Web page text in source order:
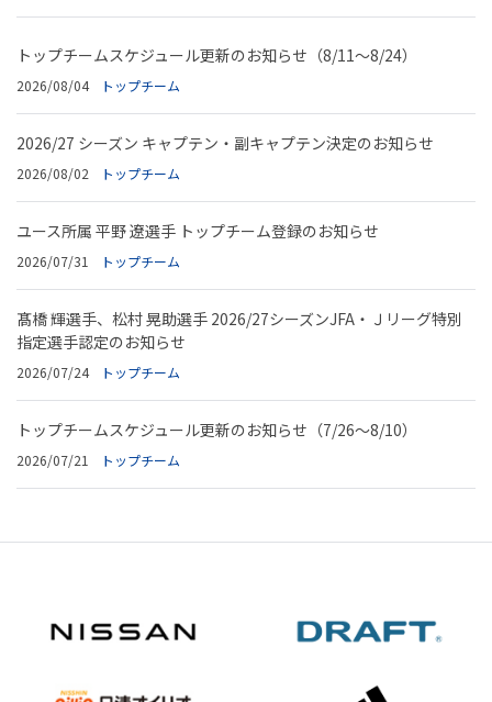
トップチームスケジュール更新のお知らせ（8/11～8/24）
2026/08/04 トップチーム
2026/27 シーズン キャプテン・副キャプテン決定のお知らせ
2026/08/02 トップチーム
ユース所属 平野 遼選手 トップチーム登録のお知らせ
2026/07/31 トップチーム
髙橋 輝選手、松村 晃助選手 2026/27シーズンJFA・Ｊリーグ特別
指定選手認定のお知らせ
2026/07/24 トップチーム
トップチームスケジュール更新のお知らせ（7/26～8/10）
2026/07/21 トップチーム